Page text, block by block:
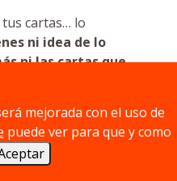
cartas… lo
ni idea de lo
ni las cartas que
cambian de
y, con
intención), se
mejorada con el uso de
puede ver para que y como